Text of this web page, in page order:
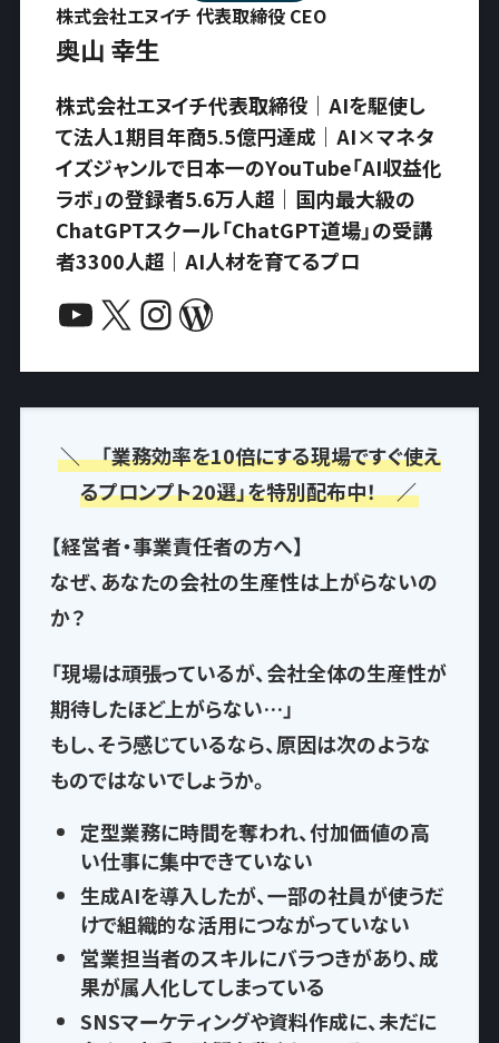
株式会社エヌイチ 代表取締役 CEO
奥山 幸生
株式会社エヌイチ代表取締役｜AIを駆使し
て法人1期目年商5.5億円達成｜AI×マネタ
イズジャンルで日本一のYouTube「AI収益化
ラボ」の登録者5.6万人超｜国内最大級の
ChatGPTスクール「ChatGPT道場」の受講
者3300人超｜AI人材を育てるプロ
YouTube X InstagramWordPress
＼ 「業務効率を10倍にする現場ですぐ使え
るプロンプト20選」を特別配布中！ ／
【経営者・事業責任者の方へ】
なぜ、あなたの会社の生産性は上がらないの
か？
「現場は頑張っているが、会社全体の生産性が
期待したほど上がらない…」
もし、そう感じているなら、原因は次のような
ものではないでしょうか。
定型業務に時間を奪われ、付加価値の高
い仕事に集中できていない
生成AIを導入したが、一部の社員が使うだ
けで組織的な活用につながっていない
営業担当者のスキルにバラつきがあり、成
果が属人化してしまっている
SNSマーケティングや資料作成に、未だに